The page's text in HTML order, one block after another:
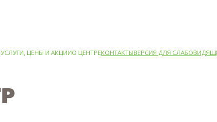
УСЛУГИ, ЦЕНЫ И АКЦИИО ЦЕНТРЕКОНТАКТЫВЕРСИЯ ДЛЯ